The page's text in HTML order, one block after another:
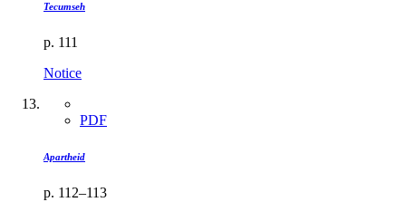
Tecumseh
p. 111
Notice
PDF
Apartheid
p. 112–113